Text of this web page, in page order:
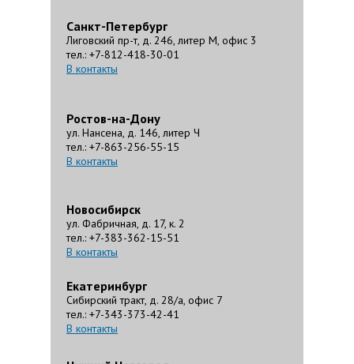
Санкт-Петербург
Лиговский пр-т, д. 246, литер М, офис 3
тел.: +7-812-418-30-01
В контакты
Ростов-на-Дону
ул. Нансена, д. 146, литер Ч
тел.: +7-863-256-55-15
В контакты
Новосибирск
ул. Фабричная, д. 17, к. 2
тел.: +7-383-362-15-51
В контакты
Екатеринбург
Сибирский тракт, д. 28/а, офис 7
тел.: +7-343-373-42-41
В контакты